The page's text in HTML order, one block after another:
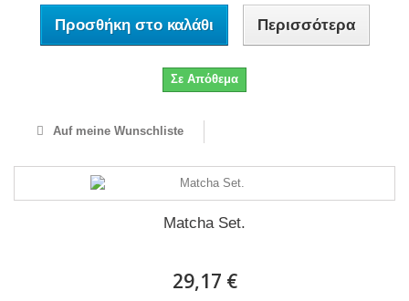
Προσθήκη στο καλάθι Περισσότερα
Σε Απόθεμα
Auf meine Wunschliste
Matcha Set.
29,17 €